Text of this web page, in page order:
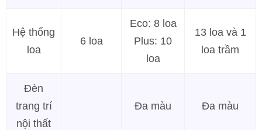
Hệ thống
loa
6 loa
Eco: 8 loa
Plus: 10
loa
13 loa và 1
loa trầm
Đèn
trang trí
nội thất
Đa màu Đa màu